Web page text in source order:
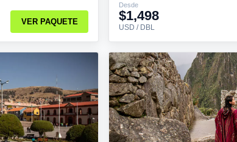
VER PAQUETE
Desde
$1,498
USD / DBL